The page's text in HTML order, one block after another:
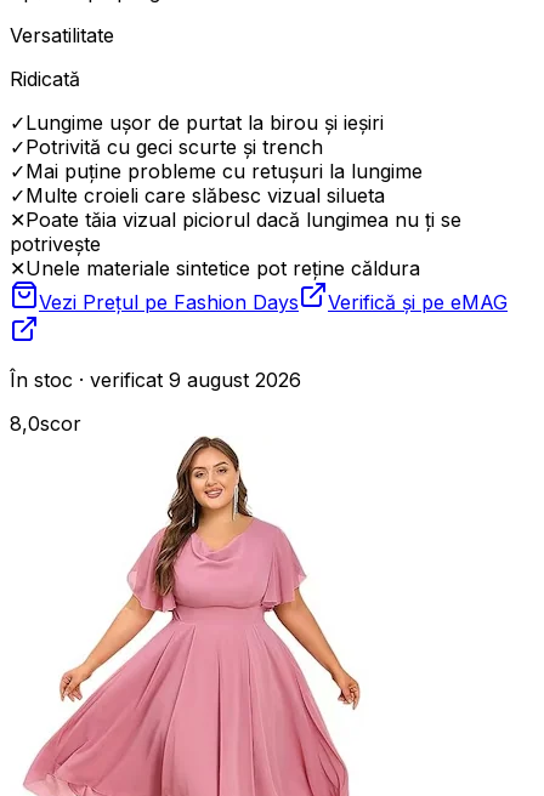
Versatilitate
Ridicată
✓Lungime ușor de purtat la birou și ieșiri
✓Potrivită cu geci scurte și trench
✓Mai puține probleme cu retușuri la lungime
✓Multe croieli care slăbesc vizual silueta
✕Poate tăia vizual piciorul dacă lungimea nu ți se
potrivește
✕Unele materiale sintetice pot reține căldura
Vezi Prețul pe Fashion Days Verifică și pe eMAG
În stoc · verificat 9 august 2026
8,0scor